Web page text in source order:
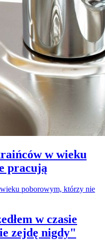
w wieku
pracują
w czasie
zejdę nigdy"